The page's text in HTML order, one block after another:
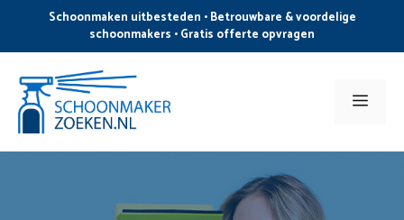
de
inhoud
Schoonmaken uitbesteden • Betrouwbare & voordelige
schoonmakers • Gratis offerte opvragen
Menu